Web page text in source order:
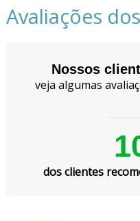
Avaliações
Nossos
veja algumas
dos clientes